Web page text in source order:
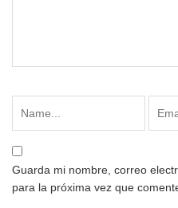
Guarda mi nombre, correo
para la próxima vez que